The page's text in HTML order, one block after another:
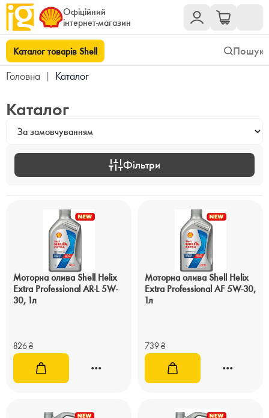
Офіційний
інтернет-магазин
Каталог товарів Shell
Головна | Каталог
Каталог
Фільтри
Моторна олива Shell Helix
Extra Professional AR-L 5W-
30, 1л
826₴
Моторна олива Shell Helix
Extra Professional AF 5W-30,
1л
739₴